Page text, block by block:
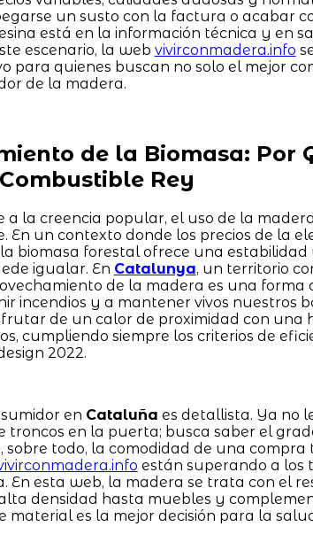
un susto con la factura o acabar
está en la información técnica y en
escenario, la web vivirconmadera.info
para quienes buscan no solo el mejor
de la madera.
de la Biomasa: Por
Rey
a la creencia popular, el uso de la
En un contexto donde los precios de la
biomasa forestal ofrece una
igualar. En Catalunya, un territorio
de la madera es una forma
incendios y a mantener vivos nuestros
de un calor de proximidad con una
cumpliendo siempre los criterios de
2022.
en Cataluña es detallista. Ya no
troncos en la puerta; busca saber el
sobre todo, la comodidad de una compra
están superando a los
En esta web, la madera se trata con el
densidad hasta muebles y
material es la mejor decisión para la